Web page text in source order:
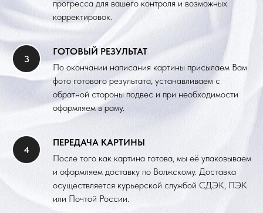
прогресса для вашего контроля и возможных
корректировок.
ГОТОВЫЙ РЕЗУЛЬТАТ
По окончании написания картины присылаем Вам
фото готового результата, устанавливаем с
обратной стороны подвес и при необходимости
оформляем в раму.
ПЕРЕДАЧА КАРТИНЫ
После того как картина готова, мы её упаковываем
и оформляем доставку по Волжскому. Доставка
осуществляется курьерской службой СДЭК, ПЭК
или Почтой России.